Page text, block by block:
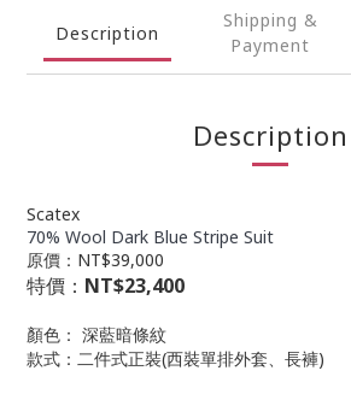
Description
Shipping &
Payment
Description
Scatex
70% Wool Dark Blue Stripe Suit
原價：NT$39,000
特價： NT$23,400
顏色： 深藍暗條紋
款式：二件式正裝(西裝單排外套、長褲)